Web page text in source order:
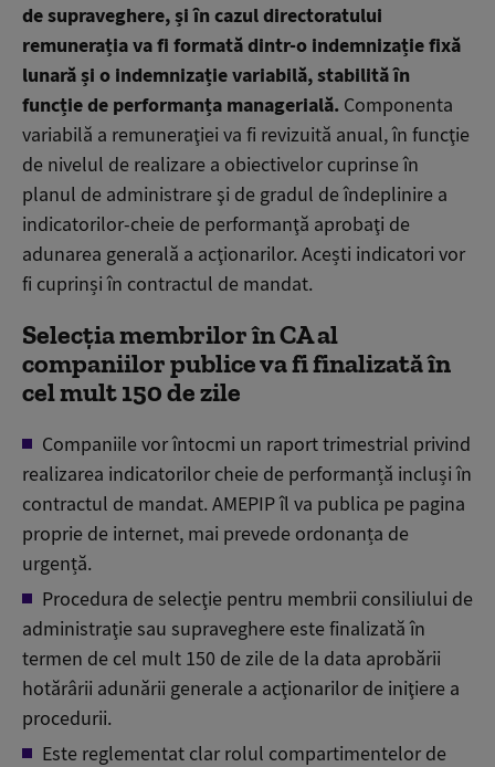
de supraveghere, și în cazul directoratului
remunerația va fi formată dintr-o indemnizație fixă
lunară și o indemnizație variabilă, stabilită în
funcție de performanța managerială. Componenta
variabilă a remuneraţiei va fi revizuită anual, în funcţie
de nivelul de realizare a obiectivelor cuprinse în
planul de administrare şi de gradul de îndeplinire a
indicatorilor-cheie de performanţă aprobaţi de
adunarea generală a acţionarilor. Acești indicatori vor
fi cuprinși în contractul de mandat.
Selecția membrilor în CA al
companiilor publice va fi finalizată în
cel mult 150 de zile
Companiile vor întocmi un raport trimestrial privind
realizarea indicatorilor cheie de performanță incluși în
contractul de mandat. AMEPIP îl va publica pe pagina
proprie de internet, mai prevede ordonanța de
urgență.
Procedura de selecţie pentru membrii consiliului de
administraţie sau supraveghere este finalizată în
termen de cel mult 150 de zile de la data aprobării
hotărârii adunării generale a acţionarilor de iniţiere a
procedurii.
Este reglementat clar rolul compartimentelor de